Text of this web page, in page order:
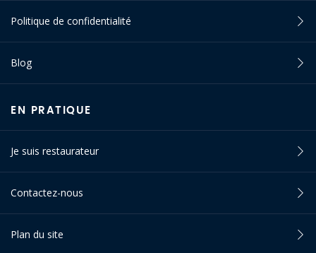
Politique de confidentialité
Blog
EN PRATIQUE
Je suis restaurateur
Contactez-nous
Plan du site